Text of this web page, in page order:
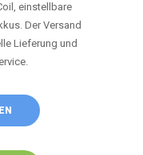
einstellbare
Der Versand
Lieferung und